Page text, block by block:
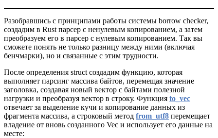
Разобравшись с принципами работы системы borrow checker,
создадим в Rust парсер с ненулевым копированием, а затем
преобразуем его в парсер с нулевым копированием. Так вы
сможете понять не только разницу между ними (включая
бенчмарки), но и связанные с этим трудности.
После определения struct создадим функцию, которая
выполняет парсинг массива байтов, перемещая значение
заголовка, создавая новый вектор с байтами полезной
нагрузки и преобразуя вектор в строку. Функция to_vec
отвечает за выделение кучи и копирование данных из
фрагмента массива, а строковый метод from_utf8 перемещает
владение от вновь созданного Vec и использует его данные на
месте: